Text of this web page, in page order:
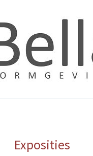
Exposities